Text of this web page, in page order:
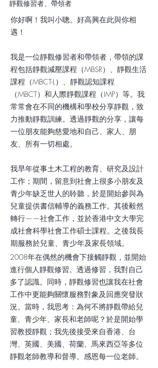
靜觀修習者、帶領者
你好啊！我叫小聰。好高興在此與你相
遇！
我是一位靜觀修習者和帶領者，帶領的課
程包括靜觀減壓課程（MBSR）、靜觀生活
課程（MBCT-L）、靜觀認知課程
（MBCT）和人際靜觀課程（IMP）等。我
常常會在不同的機構和學校分享靜觀，致
力推動靜觀訓練。透過靜觀的分享，讓每
一位朋友能夠慈愛地和自己、家人、朋
友、所有一切相處。
我早年從事土木工程的教育、研究及設計
工作；期間，留意到社會上很多小朋友及
青少年缺乏世人的聆聽，於是開始參與為
兒童提供書信輔導的義務工作。其後毅然
轉行——社會工作，並於香港中文大學完
成社會科學社會工作碩士課程。之後我長
期服務於兒童、青少年及家長領域。
2008年在偶然的機會下接觸靜觀，並開始
進行個人靜觀修習。透過修習，我對自己
多了認識。同時，靜觀修習也讓我在社會
工作中更能夠關懷服務對象及回應突發狀
況。當時，我思考：為何不將靜觀帶給兒
童、青少年、家長和老師呢？於是開始學
習教授靜觀；我先後接受來自香港、台
灣、英國、美國、荷蘭、馬來西亞等多位
靜觀老師教導和督導。感恩每一位老師。